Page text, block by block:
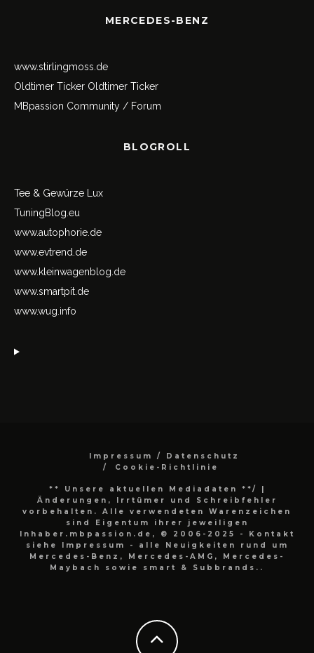
MERCEDES-BENZ
www.stirlingmoss.de
Oldtimer Ticker Oldtimer Ticker
MBpassion Community / Forum
BLOGROLL
Tee & Gewürze Lux
TuningBlog.eu
www.autophorie.de
www.evtrend.de
www.kleinwagenblog.de
www.smartpit.de
www.wug.info
Impressum / Datenschutz
Cookie-Richtlinie
** Unsere aktuellen Mediadaten **/
|
Änderungen, Irrtümer und Schreibfehler
vorbehalten. Alle verwendeten Warenzeichen
sind Eigentum ihrer jeweiligen
Inhaber.mbpassion.de, © 2006-2025 - Kontakt
siehe Impressum - alle Neuigkeiten rund um
Mercedes-Benz, Mercedes-AMG, Mercedes-
Maybach sowie smart & Subbrands..